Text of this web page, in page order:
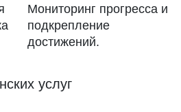
Мониторинг прогресса и
подкрепление
достижений.
услуг